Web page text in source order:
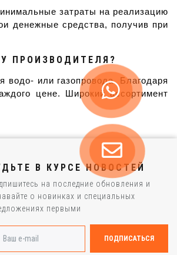
затраты на реализацию
денежные средства, получив при
ПРОИЗВОДИТЕЛЯ?
или газопровода. Благодаря
цене. Широкий ассортимент
В КУРСЕ НОВОСТЕЙ
на последние обновления и
о новинках и специальных
первыми